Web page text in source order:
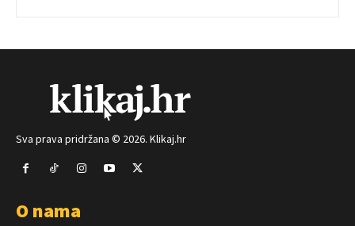
Sva prava pridržana © 2026. Klikaj.hr
O nama